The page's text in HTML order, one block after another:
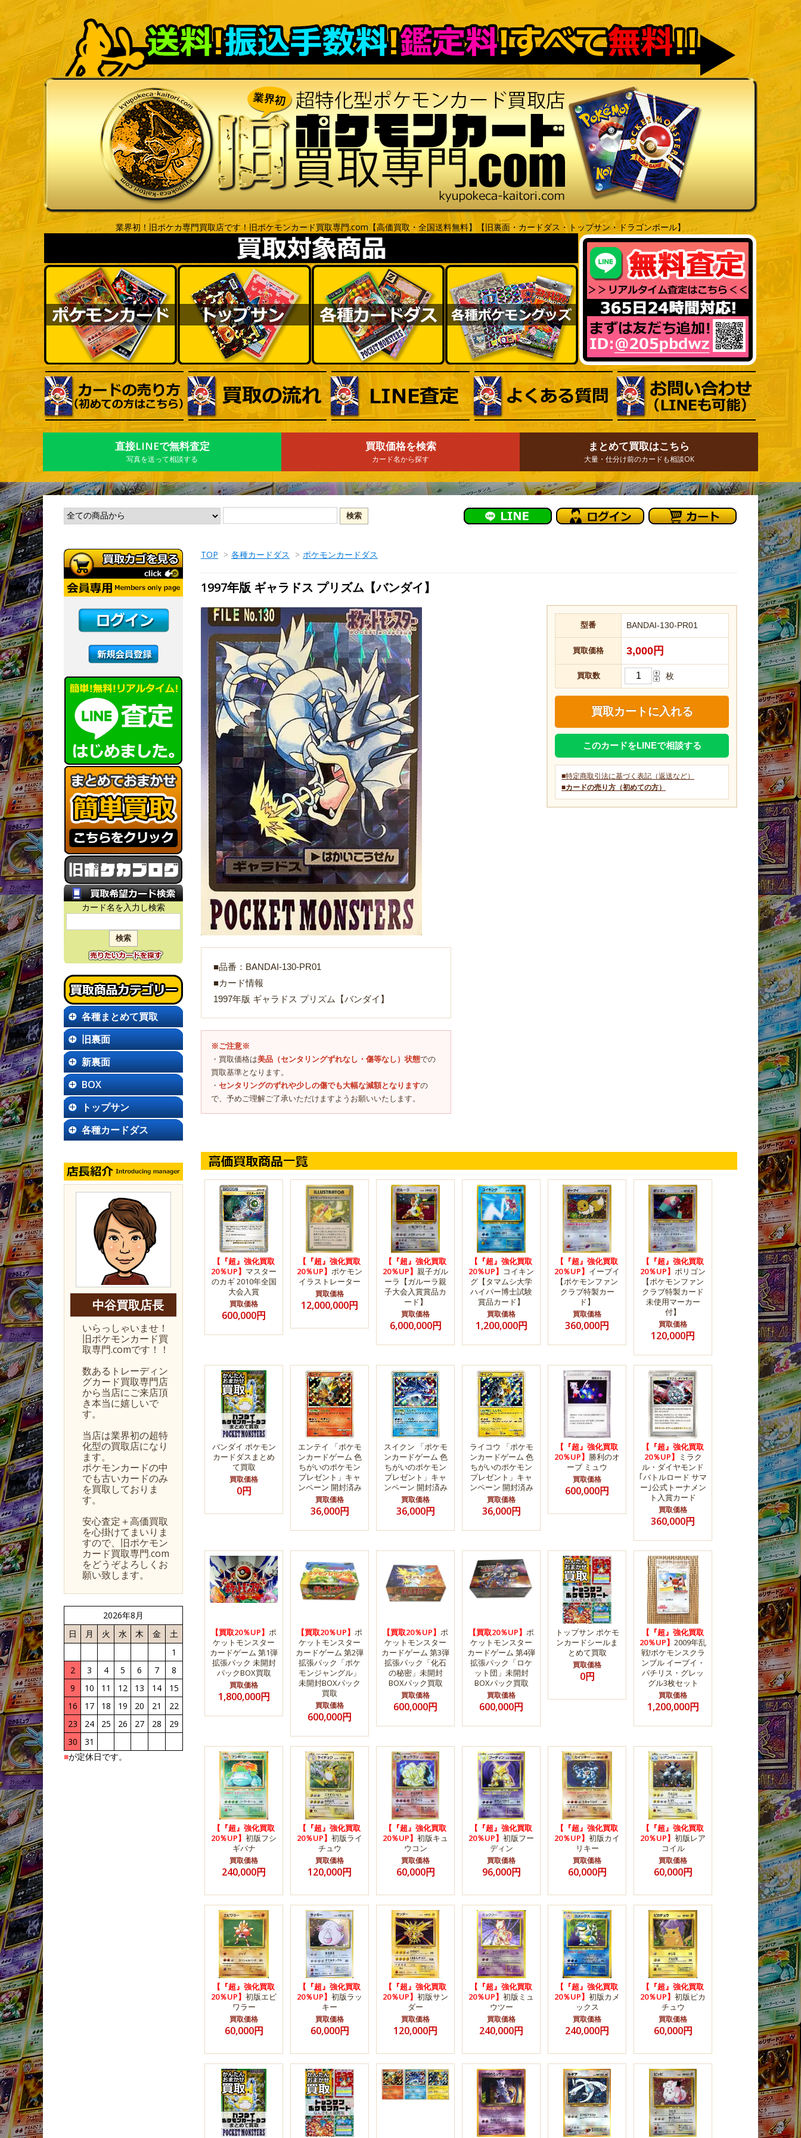
業界初！旧ポケカ専門買取店です！旧ポケモンカード買取専門.com【高価買取・全国送料無料】【旧裏面・カードダス・トップサン・ドラゴンボール】
直接LINEで無料査定
写真を送って相談する
買取価格を検索
カード名から探す
まとめて買取はこちら
大量・仕分け前のカードも相談OK
TOP > 各種カードダス > ポケモンカードダス
1997年版 ギャラドス プリズム【バンダイ】
型番 BANDAI-130-PR01
買取価格 3,000円
買取数 枚
このカードをLINEで相談する
■特定商取引法に基づく表記（返送など）
■カードの売り方（初めての方）
■品番：BANDAI-130-PR01
■カード情報
1997年版 ギャラドス プリズム【バンダイ】
※ご注意※
・買取価格は美品（センタリングずれなし・傷等なし）状態での
買取基準となります。
・ センタリングのずれや少しの傷でも大幅な減額となりますの
で、予めご理解ご了承いただけますようお願いいたします。
Loading...
【『超』強化買取
20％UP】 マスター
のカギ 2010年全国
大会入賞
買取価格
600,000円
【『超』強化買取
20％UP】 ポケモン
イラストレーター
買取価格
12,000,000円
【『超』強化買取
20％UP】 親子ガル
ーラ【ガルーラ親
子大会入賞賞品カ
ード】
買取価格
6,000,000円
【『超』強化買取
20％UP】 コイキン
グ【タマムシ大学
ハイパー博士試験
賞品カード】
買取価格
1,200,000円
【『超』強化買取
20％UP】 イーブイ
【ポケモンファン
クラブ特製カー
ド】
買取価格
360,000円
【『超』強化買取
20％UP】 ポリゴン
【ポケモンファン
クラブ特製カード
未使用マーカー
付】
買取価格
120,000円
バンダイ ポケモン
カードダスまとめ
て買取
買取価格
0円
エンテイ 「ポケモ
ンカードゲーム 色
ちがいのポケモン
プレゼント」キャ
ンペーン 開封済み
買取価格
36,000円
スイクン 「ポケモ
ンカードゲーム 色
ちがいのポケモン
プレゼント」キャ
ンペーン 開封済み
買取価格
36,000円
ライコウ 「ポケモ
ンカードゲーム 色
ちがいのポケモン
プレゼント」キャ
ンペーン 開封済み
買取価格
36,000円
【『超』強化買取
20％UP】 勝利のオ
ーブ ミュウ
買取価格
600,000円
【『超』強化買取
20％UP】 ミラク
ル・ダイヤモンド
｢バトルロード サマ
ー｣公式トーナメン
ト入賞カード
買取価格
360,000円
【買取20％UP】 ポ
ケットモンスター
カードゲーム 第1弾
拡張パック 未開封
パックBOX買取
買取価格
1,800,000円
【買取20％UP】 ポ
ケットモンスター
カードゲーム 第2弾
拡張パック「ポケ
モンジャングル」
未開封BOXパック
買取
買取価格
600,000円
【買取20％UP】 ポ
ケットモンスター
カードゲーム 第3弾
拡張パック「化石
の秘密」未開封
BOXパック買取
買取価格
600,000円
【買取20％UP】 ポ
ケットモンスター
カードゲーム 第4弾
拡張パック「ロケ
ット団」未開封
BOXパック買取
買取価格
600,000円
トップサン ポケモ
ンカードシールま
とめて買取
買取価格
0円
【『超』強化買取
20％UP】 2009年乱
戦!ポケモンスクラ
ンブル イーブイ・
パチリス・グレッ
グル3枚セット
買取価格
1,200,000円
【『超』強化買取
20％UP】 初版フシ
ギバナ
買取価格
240,000円
【『超』強化買取
20％UP】 初版ライ
チュウ
買取価格
120,000円
【『超』強化買取
20％UP】 初版キュ
ウコン
買取価格
60,000円
【『超』強化買取
20％UP】 初版フー
ディン
買取価格
96,000円
【『超』強化買取
20％UP】 初版カイ
リキー
買取価格
60,000円
【『超』強化買取
20％UP】 初版レア
コイル
買取価格
60,000円
【『超』強化買取
20％UP】 初版エビ
ワラー
買取価格
60,000円
【『超』強化買取
20％UP】 初版ラッ
キー
買取価格
60,000円
【『超』強化買取
20％UP】 初版サン
ダー
買取価格
120,000円
【『超』強化買取
20％UP】 初版ミュ
ウツー
買取価格
240,000円
【『超』強化買取
20％UP】 初版カメ
ックス
買取価格
240,000円
【『超』強化買取
20％UP】 初版ピカ
チュウ
買取価格
60,000円
カード名を入力し検索
各種まとめて買取
旧裏面
新裏面
BOX
トップサン
各種カードダス
中谷買取店長
いらっしゃいませ！
旧ポケモンカード買
取専門.comです！！
数あるトレーディン
グカード買取専門店
から当店にご来店頂
き本当に嬉しいで
す。
当店は業界初の超特
化型の買取店になり
ます。
ポケモンカードの中
でも古いカードのみ
を買取しておりま
す。
安心査定＋高価買取
を心掛けてまいりま
すので、旧ポケモン
カード買取専門.com
をどうぞよろしくお
願い致します。
2026年8月
日
月 火 水 木 金
土
1
2
3 4 5 6 7
8
9
10 11 12 13 14
15
16
17 18 19 20 21
22
23
24 25 26 27 28
29
30
31
■が定休日です。